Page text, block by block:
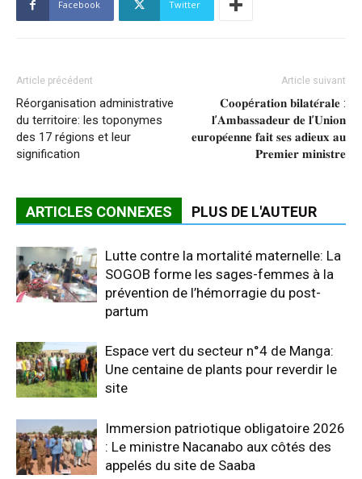
Facebook Twitter
Article précédent
Réorganisation administrative
du territoire: les toponymes
des 17 régions et leur
signification
Article suivant
𝐂𝐨𝐨𝐩é𝐫𝐚𝐭𝐢𝐨𝐧 𝐛𝐢𝐥𝐚𝐭𝐞́𝐫𝐚𝐥𝐞 :
𝐥’𝐀𝐦𝐛𝐚𝐬𝐬𝐚𝐝𝐞𝐮𝐫 𝐝𝐞 𝐥’𝐔𝐧𝐢𝐨𝐧
𝐞𝐮𝐫𝐨𝐩𝐞́𝐞𝐧𝐧𝐞 𝐟𝐚𝐢𝐭 𝐬𝐞𝐬 𝐚𝐝𝐢𝐞𝐮𝐱 𝐚𝐮
𝐏𝐫𝐞𝐦𝐢𝐞𝐫 𝐦𝐢𝐧𝐢𝐬𝐭𝐫𝐞
ARTICLES CONNEXES PLUS DE L'AUTEUR
Lutte contre la mortalité maternelle: La
SOGOB forme les sages-femmes à la
prévention de l’hémorragie du post-
partum
Espace vert du secteur n°4 de Manga:
Une centaine de plants pour reverdir le
site
Immersion patriotique obligatoire 2026
: Le ministre Nacanabo aux côtés des
appelés du site de Saaba